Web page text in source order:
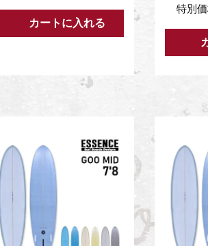
カートに入れる
特別